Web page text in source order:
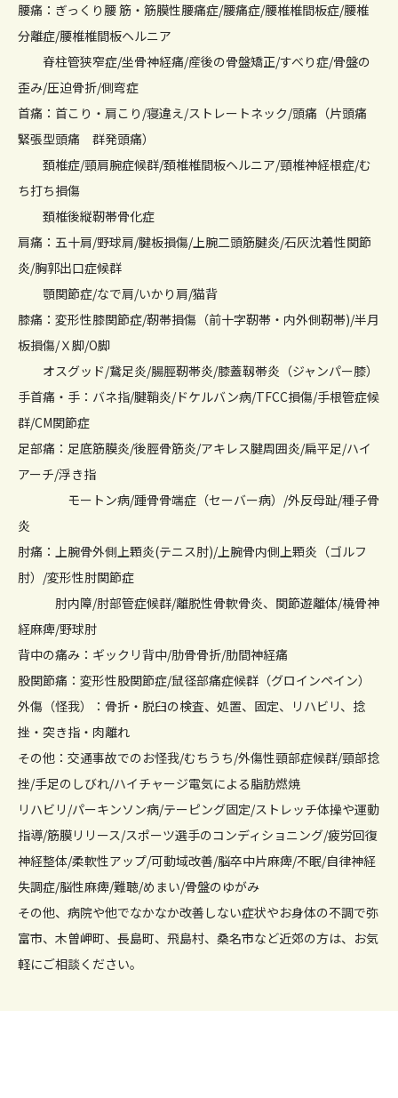
腰痛：ぎっくり腰 筋・筋膜性腰痛症/腰痛症/腰椎椎間板症/腰椎
分離症/腰椎椎間板ヘルニア
脊柱管狭窄症/坐骨神経痛/産後の骨盤矯正/すべり症/骨盤の
歪み/圧迫骨折/側弯症
首痛：首こり・肩こり/寝違え/ストレートネック/頭痛（片頭痛
緊張型頭痛 群発頭痛）
頚椎症/頸肩腕症候群/頚椎椎間板ヘルニア/頸椎神経根症/む
ち打ち損傷
頚椎後縦靭帯骨化症
肩痛：五十肩/野球肩/腱板損傷/上腕二頭筋腱炎/石灰沈着性関節
炎/胸郭出口症候群
顎関節症/なで肩/いかり肩/猫背
膝痛：変形性膝関節症/靭帯損傷（前十字靭帯・内外側靭帯)/半月
板損傷/Ｘ脚/O脚
オスグッド/鵞足炎/腸脛靭帯炎/膝蓋靱帯炎（ジャンパー膝）
手首痛・手：バネ指/腱鞘炎/ドケルバン病/TFCC損傷/手根管症候
群/CM関節症
足部痛：足底筋膜炎/後脛骨筋炎/アキレス腱周囲炎/扁平足/ハイ
アーチ/浮き指
モートン病/踵骨骨端症（セーバー病）/外反母趾/種子骨
炎
肘痛：上腕骨外側上顆炎(テニス肘)/上腕骨内側上顆炎（ゴルフ
肘）/変形性肘関節症
肘内障/肘部管症候群/離脱性骨軟骨炎、関節遊離体/橈骨神
経麻痺/野球肘
背中の痛み：ギックリ背中/肋骨骨折/肋間神経痛
股関節痛：変形性股関節症/鼠径部痛症候群（グロインペイン）
外傷（怪我）：骨折・脱臼の検査、処置、固定、リハビリ、捻
挫・突き指・肉離れ
その他：交通事故でのお怪我/むちうち/外傷性頸部症候群/頸部捻
挫/手足のしびれ/ハイチャージ電気による脂肪燃焼
リハビリ/パーキンソン病/テーピング固定/ストレッチ体操や運動
指導/筋膜リリース/スポーツ選手のコンディショニング/疲労回復
神経整体/柔軟性アップ/可動域改善/脳卒中片麻痺/不眠/自律神経
失調症/脳性麻痺/難聴/めまい/骨盤のゆがみ
その他、病院や他でなかなか改善しない症状やお身体の不調で弥
富市、木曽岬町、長島町、飛島村、桑名市など近郊の方は、お気
軽にご相談ください。